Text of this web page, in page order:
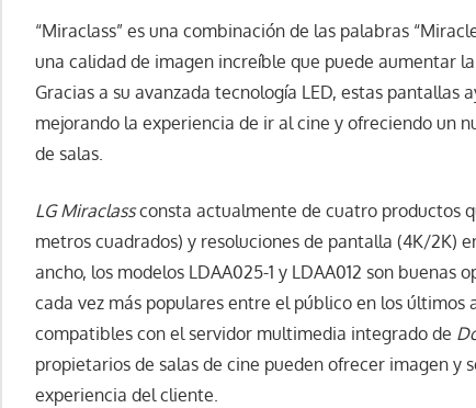
“Miraclass” es una combinación de las palabras
una calidad de imagen increíble que puede aumentar
Gracias a su avanzada tecnología LED, estas pantallas
mejorando la experiencia de ir al cine y ofreciendo un
de salas.
LG Miraclassconsta actualmente de cuatro productos
metros cuadrados) y resoluciones de pantalla (4K/2K)
ancho, los modelos LDAA025-1 y LDAA012 son buenas
cada vez más populares entre el público en los últimos
compatibles con el servidor multimedia integrado de
propietarios de salas de cine pueden ofrecer imagen y
experiencia del cliente.